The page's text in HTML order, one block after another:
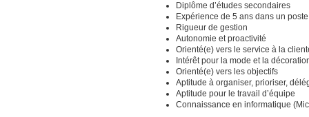
Diplôme d’études secondaires
Expérience de 5 ans dans un
Rigueur de gestion
Autonomie et proactivité
Orienté(e) vers le service à la
Intérêt pour la mode et la
Orienté(e) vers les objectifs
Aptitude à organiser, prioriser,
Aptitude pour le travail d’équipe
Connaissance en informatique